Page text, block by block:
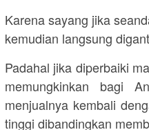
Karena sayang jika
kemudian langsung
Padahal jika diperbaiki
memungkinkan bagi
menjualnya kembali
tinggi dibandingkan